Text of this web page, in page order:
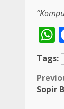
Tags:
Sopir